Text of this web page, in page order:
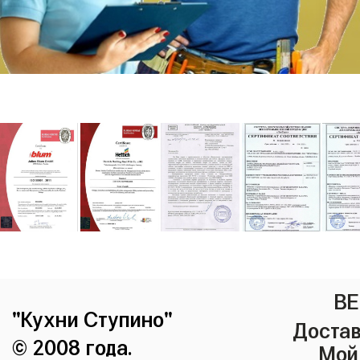
"Кухни Ступино"
© 2008 года.